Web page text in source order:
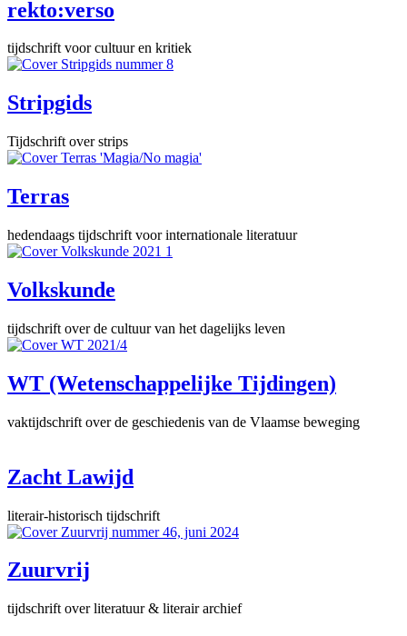
rekto:verso
tijdschrift voor cultuur en kritiek
Stripgids
Tijdschrift over strips
Terras
hedendaags tijdschrift voor internationale literatuur
Volkskunde
tijdschrift over de cultuur van het dagelijks leven
WT (Wetenschappelijke Tijdingen)
vaktijdschrift over de geschiedenis van de Vlaamse beweging
Zacht Lawijd
literair-historisch tijdschrift
Zuurvrij
tijdschrift over literatuur & literair archief